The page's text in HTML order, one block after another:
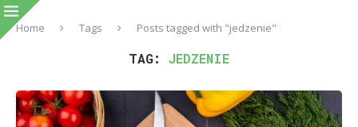
Home Tags Posts tagged with "jedzenie"
TAG: JEDZENIE